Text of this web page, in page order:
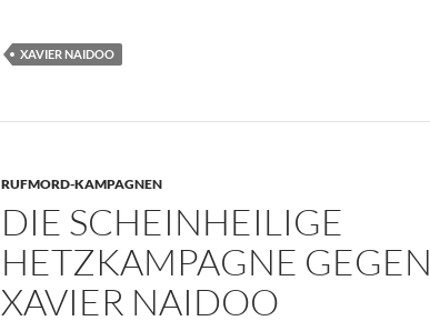
XAVIER NAIDOO
RUFMORD-KAMPAGNEN
DIE SCHEINHEILIGE
HETZKAMPAGNE GEGEN
XAVIER NAIDOO